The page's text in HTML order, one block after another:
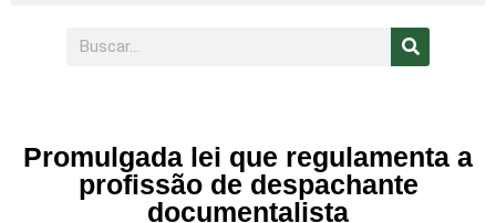
Promulgada lei que regulamenta a
profissão de despachante
documentalista